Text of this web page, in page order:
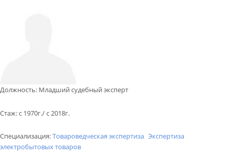
Должность: Младший судебный эксперт
Стаж:с 1970г./ с 2018г.
Специализация:Товароведческая экспертиза Экспертиза
электробытовых товаров